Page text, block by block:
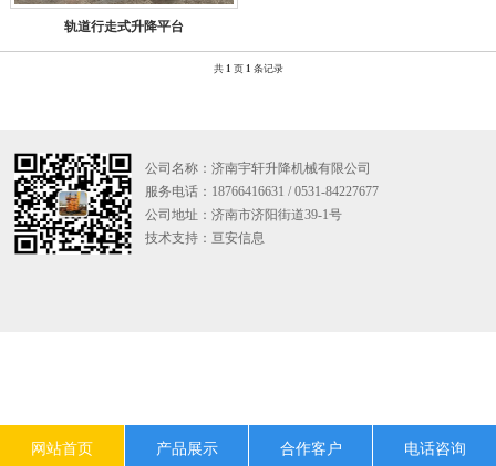
轨道行走式升降平台
共 1 页 1 条记录
公司名称：济南宇轩升降机械有限公司
服务电话：18766416631 / 0531-84227677
公司地址：济南市济阳街道39-1号
技术支持： 亘安信息
网站首页 产品展示 合作客户 电话咨询